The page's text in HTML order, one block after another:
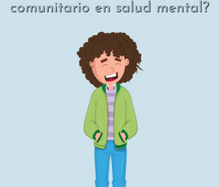
comunitario en salud mental?